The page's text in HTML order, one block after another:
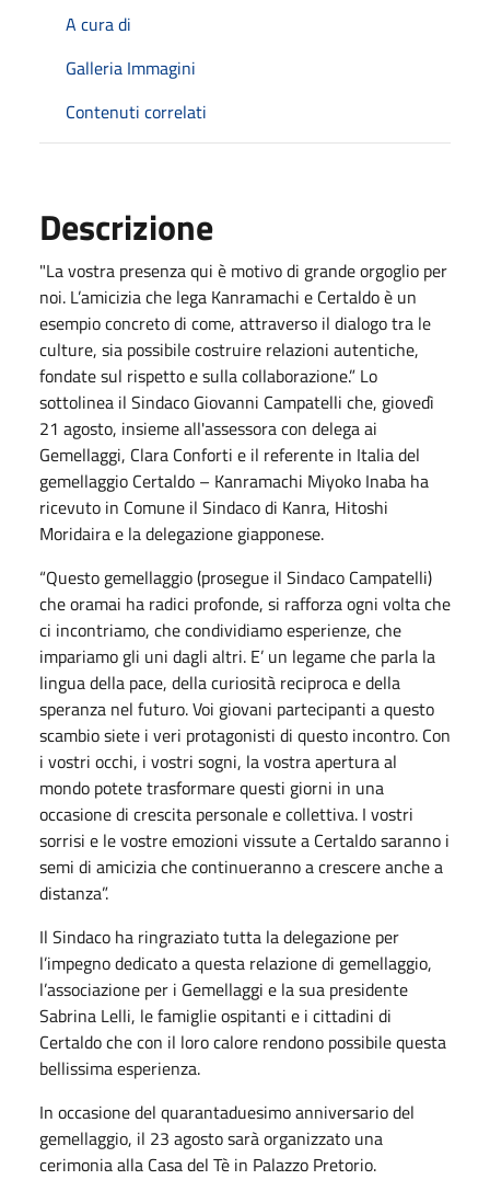
A cura di
Galleria Immagini
Contenuti correlati
Descrizione
"La vostra presenza qui è motivo di grande orgoglio per
noi. L’amicizia che lega Kanramachi e Certaldo è un
esempio concreto di come, attraverso il dialogo tra le
culture, sia possibile costruire relazioni autentiche,
fondate sul rispetto e sulla collaborazione.” Lo
sottolinea il Sindaco Giovanni Campatelli che, giovedì
21 agosto, insieme all'assessora con delega ai
Gemellaggi, Clara Conforti e il referente in Italia del
gemellaggio Certaldo – Kanramachi Miyoko Inaba ha
ricevuto in Comune il Sindaco di Kanra, Hitoshi
Moridaira e la delegazione giapponese.
“Questo gemellaggio (prosegue il Sindaco Campatelli)
che oramai ha radici profonde, si rafforza ogni volta che
ci incontriamo, che condividiamo esperienze, che
impariamo gli uni dagli altri. E’ un legame che parla la
lingua della pace, della curiosità reciproca e della
speranza nel futuro. Voi giovani partecipanti a questo
scambio siete i veri protagonisti di questo incontro. Con
i vostri occhi, i vostri sogni, la vostra apertura al
mondo potete trasformare questi giorni in una
occasione di crescita personale e collettiva. I vostri
sorrisi e le vostre emozioni vissute a Certaldo saranno i
semi di amicizia che continueranno a crescere anche a
distanza”.
Il Sindaco ha ringraziato tutta la delegazione per
l’impegno dedicato a questa relazione di gemellaggio,
l’associazione per i Gemellaggi e la sua presidente
Sabrina Lelli, le famiglie ospitanti e i cittadini di
Certaldo che con il loro calore rendono possibile questa
bellissima esperienza.
In occasione del quarantaduesimo anniversario del
gemellaggio, il 23 agosto sarà organizzato una
cerimonia alla Casa del Tè in Palazzo Pretorio.